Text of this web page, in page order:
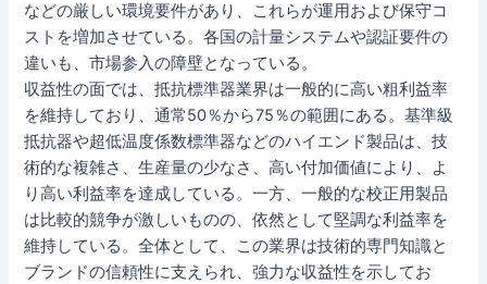
などの厳しい環境要件があり、これらが運用および保守コ
ストを増加させている。各国の計量システムや認証要件の
違いも、市場参入の障壁となっている。
収益性の面では、抵抗標準器業界は一般的に高い粗利益率
を維持しており、通常50％から75％の範囲にある。基準級
抵抗器や超低温度係数標準器などのハイエンド製品は、技
術的な複雑さ、生産量の少なさ、高い付加価値により、よ
り高い利益率を達成している。一方、一般的な校正用製品
は比較的競争が激しいものの、依然として堅調な利益率を
維持している。全体として、この業界は技術的専門知識と
ブランドの信頼性に支えられ、強力な収益性を示してお